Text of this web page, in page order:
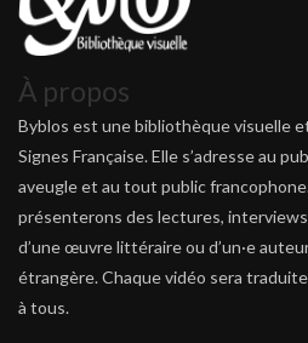
À propos
Byblos est une bibliothèque visuelle
Signes Française. Elle s’adresse au
aveugle et au tout public
présenterons des lectures,
d’une œuvre littéraire ou d’un·e
étrangère. Chaque vidéo sera traduite
à tous.